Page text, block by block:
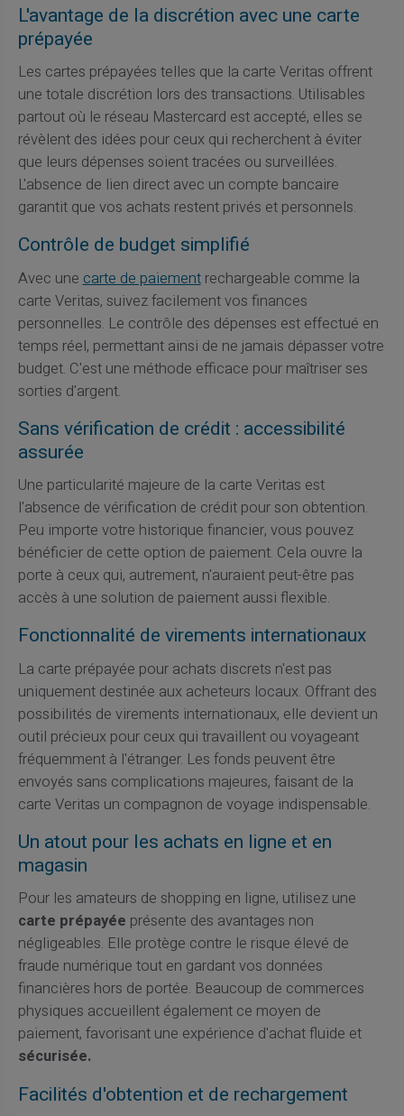
L'avantage de la discrétion avec une carte
prépayée
Les cartes prépayées telles que la carte Veritas offrent
une totale discrétion lors des transactions. Utilisables
partout où le réseau Mastercard est accepté, elles se
révèlent des idées pour ceux qui recherchent à éviter
que leurs dépenses soient tracées ou surveillées.
L'absence de lien direct avec un compte bancaire
garantit que vos achats restent privés et personnels.
Contrôle de budget simplifié
Avec une carte de paiementrechargeable comme la
carte Veritas, suivez facilement vos finances
personnelles. Le contrôle des dépenses est effectué en
temps réel, permettant ainsi de ne jamais dépasser votre
budget. C'est une méthode efficace pour maîtriser ses
sorties d'argent.
Sans vérification de crédit : accessibilité
assurée
Une particularité majeure de la carte Veritas est
l'absence de vérification de crédit pour son obtention.
Peu importe votre historique financier, vous pouvez
bénéficier de cette option de paiement. Cela ouvre la
porte à ceux qui, autrement, n'auraient peut-être pas
accès à une solution de paiement aussi flexible.
Fonctionnalité de virements internationaux
La carte prépayée pour achats discrets n'est pas
uniquement destinée aux acheteurs locaux. Offrant des
possibilités de virements internationaux, elle devient un
outil précieux pour ceux qui travaillent ou voyageant
fréquemment à l'étranger. Les fonds peuvent être
envoyés sans complications majeures, faisant de la
carte Veritas un compagnon de voyage indispensable.
Un atout pour les achats en ligne et en
magasin
Pour les amateurs de shopping en ligne, utilisez une
carte prépayée présente des avantages non
négligeables. Elle protège contre le risque élevé de
fraude numérique tout en gardant vos données
financières hors de portée. Beaucoup de commerces
physiques accueillent également ce moyen de
paiement, favorisant une expérience d'achat fluide et
sécurisée.
Facilités d'obtention et de rechargement